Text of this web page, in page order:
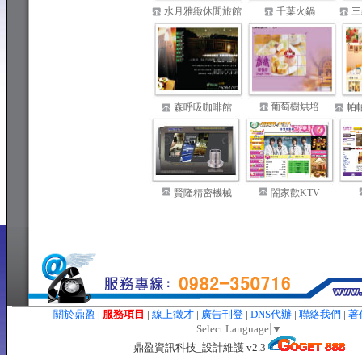
水月雅緻休閒旅館 千葉火鍋
森呼吸咖啡館 葡萄樹烘培 帕
賢隆精密機械
閤家歡KTV
關於鼎盈 | 服務項目 | 線上徵才| 廣告刊登| DNS代辦| 聯絡我們 |
Select Language ▼
鼎盈資訊科技_設計維護 v2.3